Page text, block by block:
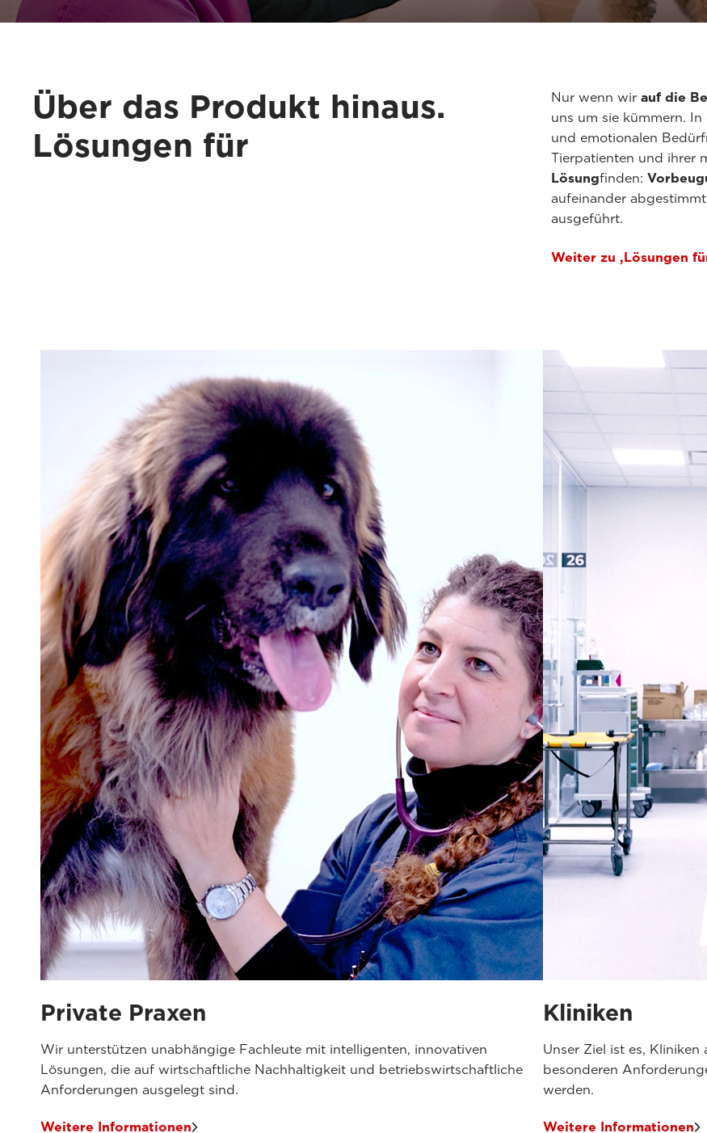
Über das Produkt hinaus.
Lösungen für
Nur wenn wir auf die
uns um sie kümmern.
und emotionalen
Tierpatienten und ihrer
Lösungfinden:
aufeinander
ausgeführt.
Weiter zu ‚Lösungen
Private Praxen
Wir unterstützen unabhängige Fachleute mit intelligenten, innovativen
Lösungen, die auf wirtschaftliche Nachhaltigkeit und betriebswirtschaftliche
Anforderungen ausgelegt sind.
Weitere Informationen
Kliniken
Unser Ziel ist es,
besonderen
werden.
Weitere Informationen